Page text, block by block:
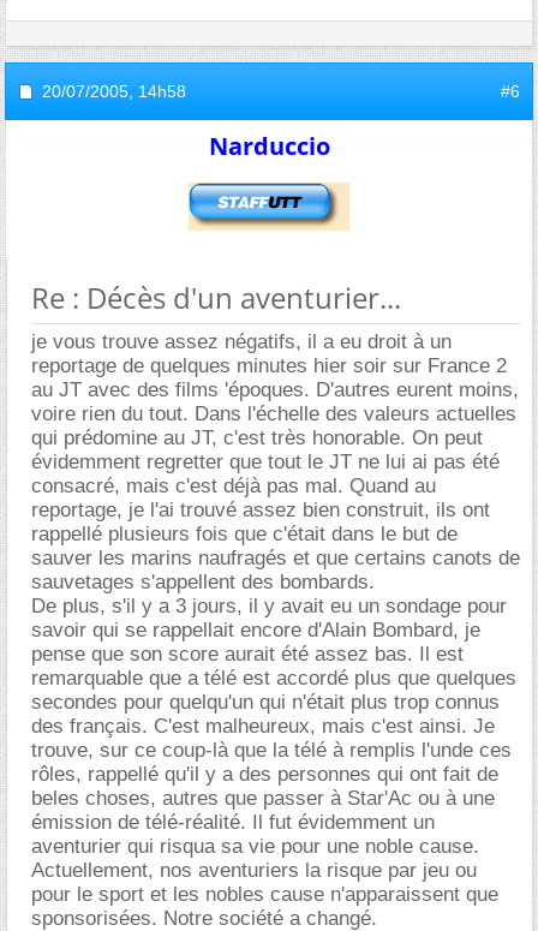
20/07/2005, 14h58 #6
Narduccio
Re : Décès d'un aventurier...
je vous trouve assez négatifs, il a eu droit à un
reportage de quelques minutes hier soir sur France 2
au JT avec des films 'époques. D'autres eurent moins,
voire rien du tout. Dans l'échelle des valeurs actuelles
qui prédomine au JT, c'est très honorable. On peut
évidemment regretter que tout le JT ne lui ai pas été
consacré, mais c'est déjà pas mal. Quand au
reportage, je l'ai trouvé assez bien construit, ils ont
rappellé plusieurs fois que c'était dans le but de
sauver les marins naufragés et que certains canots de
sauvetages s'appellent des bombards.
De plus, s'il y a 3 jours, il y avait eu un sondage pour
savoir qui se rappellait encore d'Alain Bombard, je
pense que son score aurait été assez bas. Il est
remarquable que a télé est accordé plus que quelques
secondes pour quelqu'un qui n'était plus trop connus
des français. C'est malheureux, mais c'est ainsi. Je
trouve, sur ce coup-là que la télé à remplis l'unde ces
rôles, rappellé qu'il y a des personnes qui ont fait de
beles choses, autres que passer à Star'Ac ou à une
émission de télé-réalité. Il fut évidemment un
aventurier qui risqua sa vie pour une noble cause.
Actuellement, nos aventuriers la risque par jeu ou
pour le sport et les nobles cause n'apparaissent que
sponsorisées. Notre société a changé.